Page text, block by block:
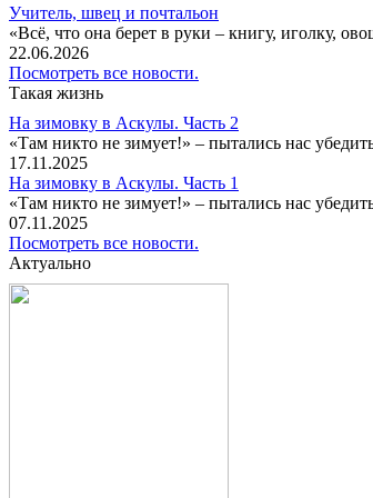
Учитель, швец и почтальон
«Всё, что она берет в руки – книгу, иголку,
22.06.2026
Посмотреть все новости.
Такая жизнь
На зимовку в Аскулы. Часть 2
«Там никто не зимует!» – пытались нас
17.11.2025
На зимовку в Аскулы. Часть 1
«Там никто не зимует!» – пытались нас
07.11.2025
Посмотреть все новости.
Актуально